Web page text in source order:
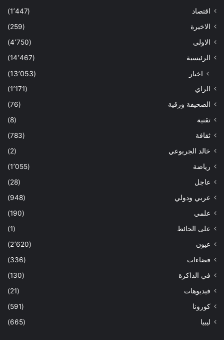
اقتصاد
(1٬447)
الاخيرة
(259)
الاولى
(4٬750)
الرئيسية
(14٬467)
اخبار (13٬053)
الراي
(1٬171)
الصحيفة ورقية
(76)
تقنية
(8)
ثقافة
(783)
خالد الجربوعي
(2)
رياضة
(1٬055)
عاجل
(28)
عربي ودولي
(948)
علمي
(190)
على الحائط
(1)
عيون
(2٬620)
فضاءات
(336)
في الذاكرة
(130)
فيديوهات
(21)
كورونا
(591)
ليبيا
(665)